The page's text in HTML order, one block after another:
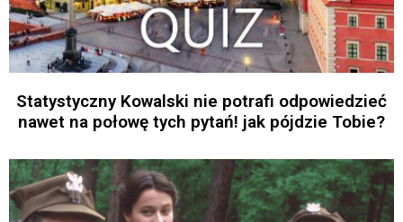
Statystyczny Kowalski nie potrafi odpowiedzieć
nawet na połowę tych pytań! jak pójdzie Tobie?